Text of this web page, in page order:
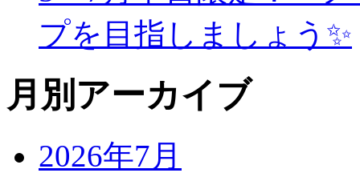
プを目指しましょう✨
月別アーカイブ
2026年7月